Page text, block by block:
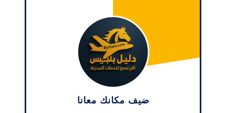
ضيف مكانك معانا